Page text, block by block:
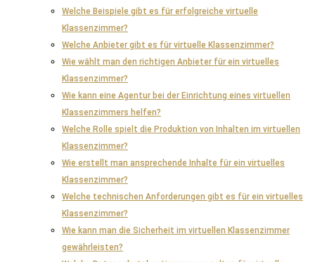
Welche Beispiele gibt es für erfolgreiche virtuelle
Klassenzimmer?
Welche Anbieter gibt es für virtuelle Klassenzimmer?
Wie wählt man den richtigen Anbieter für ein virtuelles
Klassenzimmer?
Wie kann eine Agentur bei der Einrichtung eines virtuellen
Klassenzimmers helfen?
Welche Rolle spielt die Produktion von Inhalten im virtuellen
Klassenzimmer?
Wie erstellt man ansprechende Inhalte für ein virtuelles
Klassenzimmer?
Welche technischen Anforderungen gibt es für ein virtuelles
Klassenzimmer?
Wie kann man die Sicherheit im virtuellen Klassenzimmer
gewährleisten?